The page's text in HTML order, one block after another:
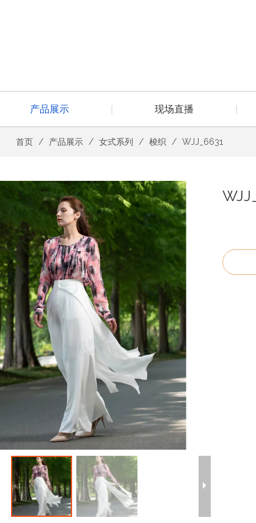
产品展示 现场直播
首页 / 产品展示 / 女式系列 / 梭织 / WJJ_6631